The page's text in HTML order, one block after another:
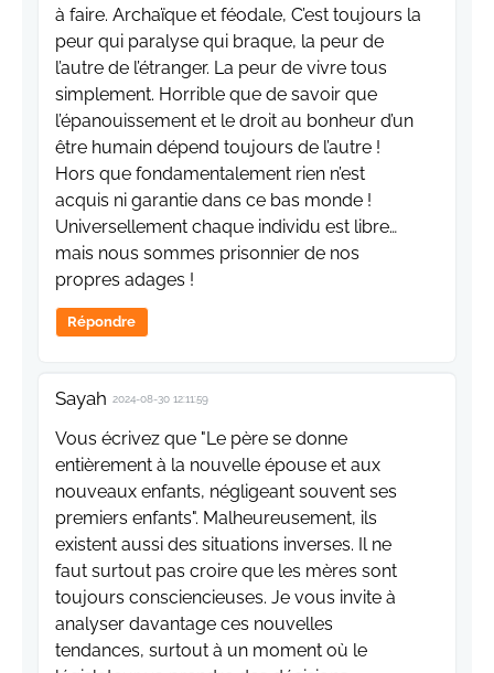
à faire. Archaïque et féodale, C’est toujours la
peur qui paralyse qui braque, la peur de
l’autre de l’étranger. La peur de vivre tous
simplement. Horrible que de savoir que
l’épanouissement et le droit au bonheur d’un
être humain dépend toujours de l’autre !
Hors que fondamentalement rien n’est
acquis ni garantie dans ce bas monde !
Universellement chaque individu est libre…
mais nous sommes prisonnier de nos
propres adages !
Répondre
Sayah 2024-08-30 12:11:59
Vous écrivez que "Le père se donne
entièrement à la nouvelle épouse et aux
nouveaux enfants, négligeant souvent ses
premiers enfants". Malheureusement, ils
existent aussi des situations inverses. Il ne
faut surtout pas croire que les mères sont
toujours consciencieuses. Je vous invite à
analyser davantage ces nouvelles
tendances, surtout à un moment où le